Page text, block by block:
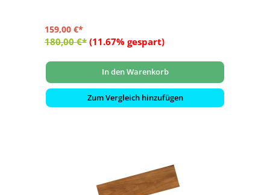
159,00 €*
180,00 €* (11.67% gespart)
In den Warenkorb
Zum Vergleich hinzufügen